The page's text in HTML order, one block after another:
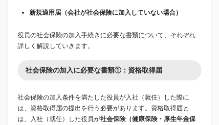
新規適用届（会社が社会保険に加入していない場合）
役員の社会保険の加入手続きに必要な書類について、それぞれ
詳しく解説していきます。
社会保険の加入に必要な書類①：資格取得届
社会保険の加入条件を満たした役員が入社（就任）した際に
は、資格取得届の提出を行う必要があります。資格取得届と
は、入社（就任）した役員が社会保険（健康保険・厚生年金保